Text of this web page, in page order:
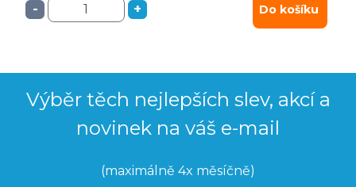
- + Do košíku
Výběr těch nejlepších slev, akcí a
novinek na váš e-mail
(maximálně 4x měsíčně)